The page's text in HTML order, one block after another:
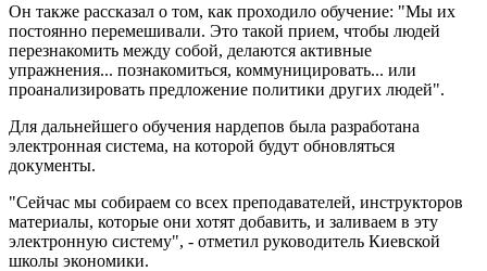
Он также рассказал о том, как проходило обучение: "Мы их
постоянно перемешивали. Это такой прием, чтобы людей
перезнакомить между собой, делаются активные
упражнения... познакомиться, коммуницировать... или
проанализировать предложение политики других людей".
Для дальнейшего обучения нардепов была разработана
электронная система, на которой будут обновляться
документы.
"Сейчас мы собираем со всех преподавателей, инструкторов
материалы, которые они хотят добавить, и заливаем в эту
электронную систему", - отметил руководитель Киевской
школы экономики.